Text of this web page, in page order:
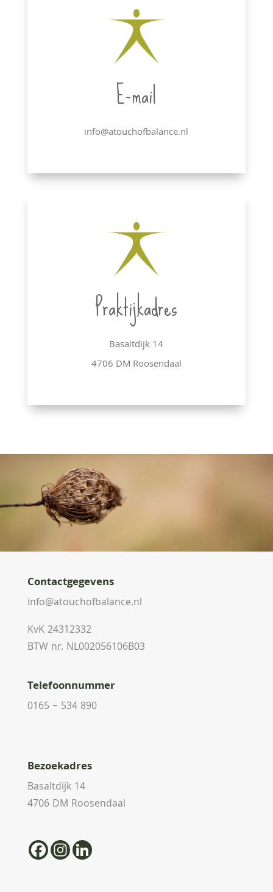
E-mail
info@atouchofbalance.nl
Praktijkadres
Basaltdijk 14
4706 DM Roosendaal
Contactgegevens
info@atouchofbalance.nl
KvK 24312332
BTW nr. NL002056106B03
Telefoonnummer
0165 – 534 890
Bezoekadres
Basaltdijk 14
4706 DM Roosendaal